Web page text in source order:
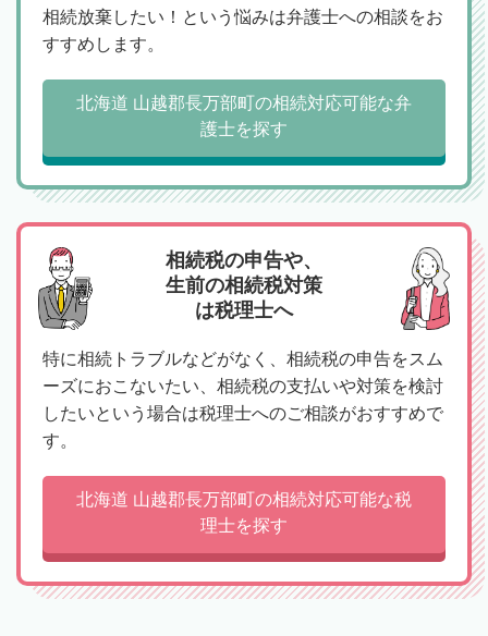
相続放棄したい！という悩みは弁護士への相談をお
すすめします。
北海道 山越郡長万部町の相続対応可能な弁
護士を探す
相続税の申告や、
生前の相続税対策
は税理士へ
特に相続トラブルなどがなく、相続税の申告をスム
ーズにおこないたい、相続税の支払いや対策を検討
したいという場合は税理士へのご相談がおすすめで
す。
北海道 山越郡長万部町の相続対応可能な税
理士を探す